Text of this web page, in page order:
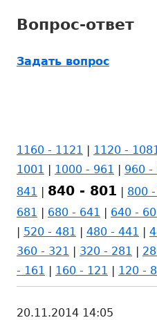
Вопрос-ответ
Задать вопрос
1160 - 1121 | 1120 -
1001 | 1000 - 961 | 960 -
841 | 840 - 801 | 800
681 | 680 - 641 | 640 -
| 520 - 481 | 480 - 441 |
360 - 321 | 320 - 281 |
- 161 | 160 - 121 | 120 -
20.11.2014 14:05